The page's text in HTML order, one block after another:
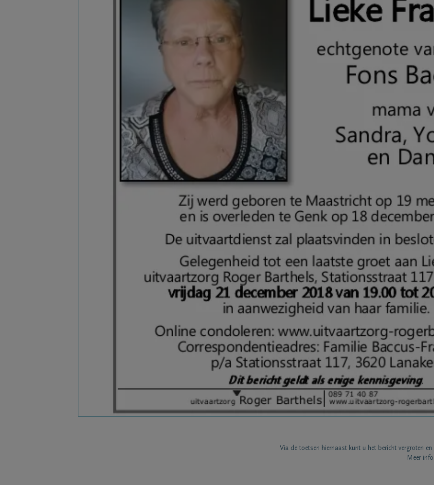
Via de toetsen hiernaast kunt u het bericht vergroten en
Meer